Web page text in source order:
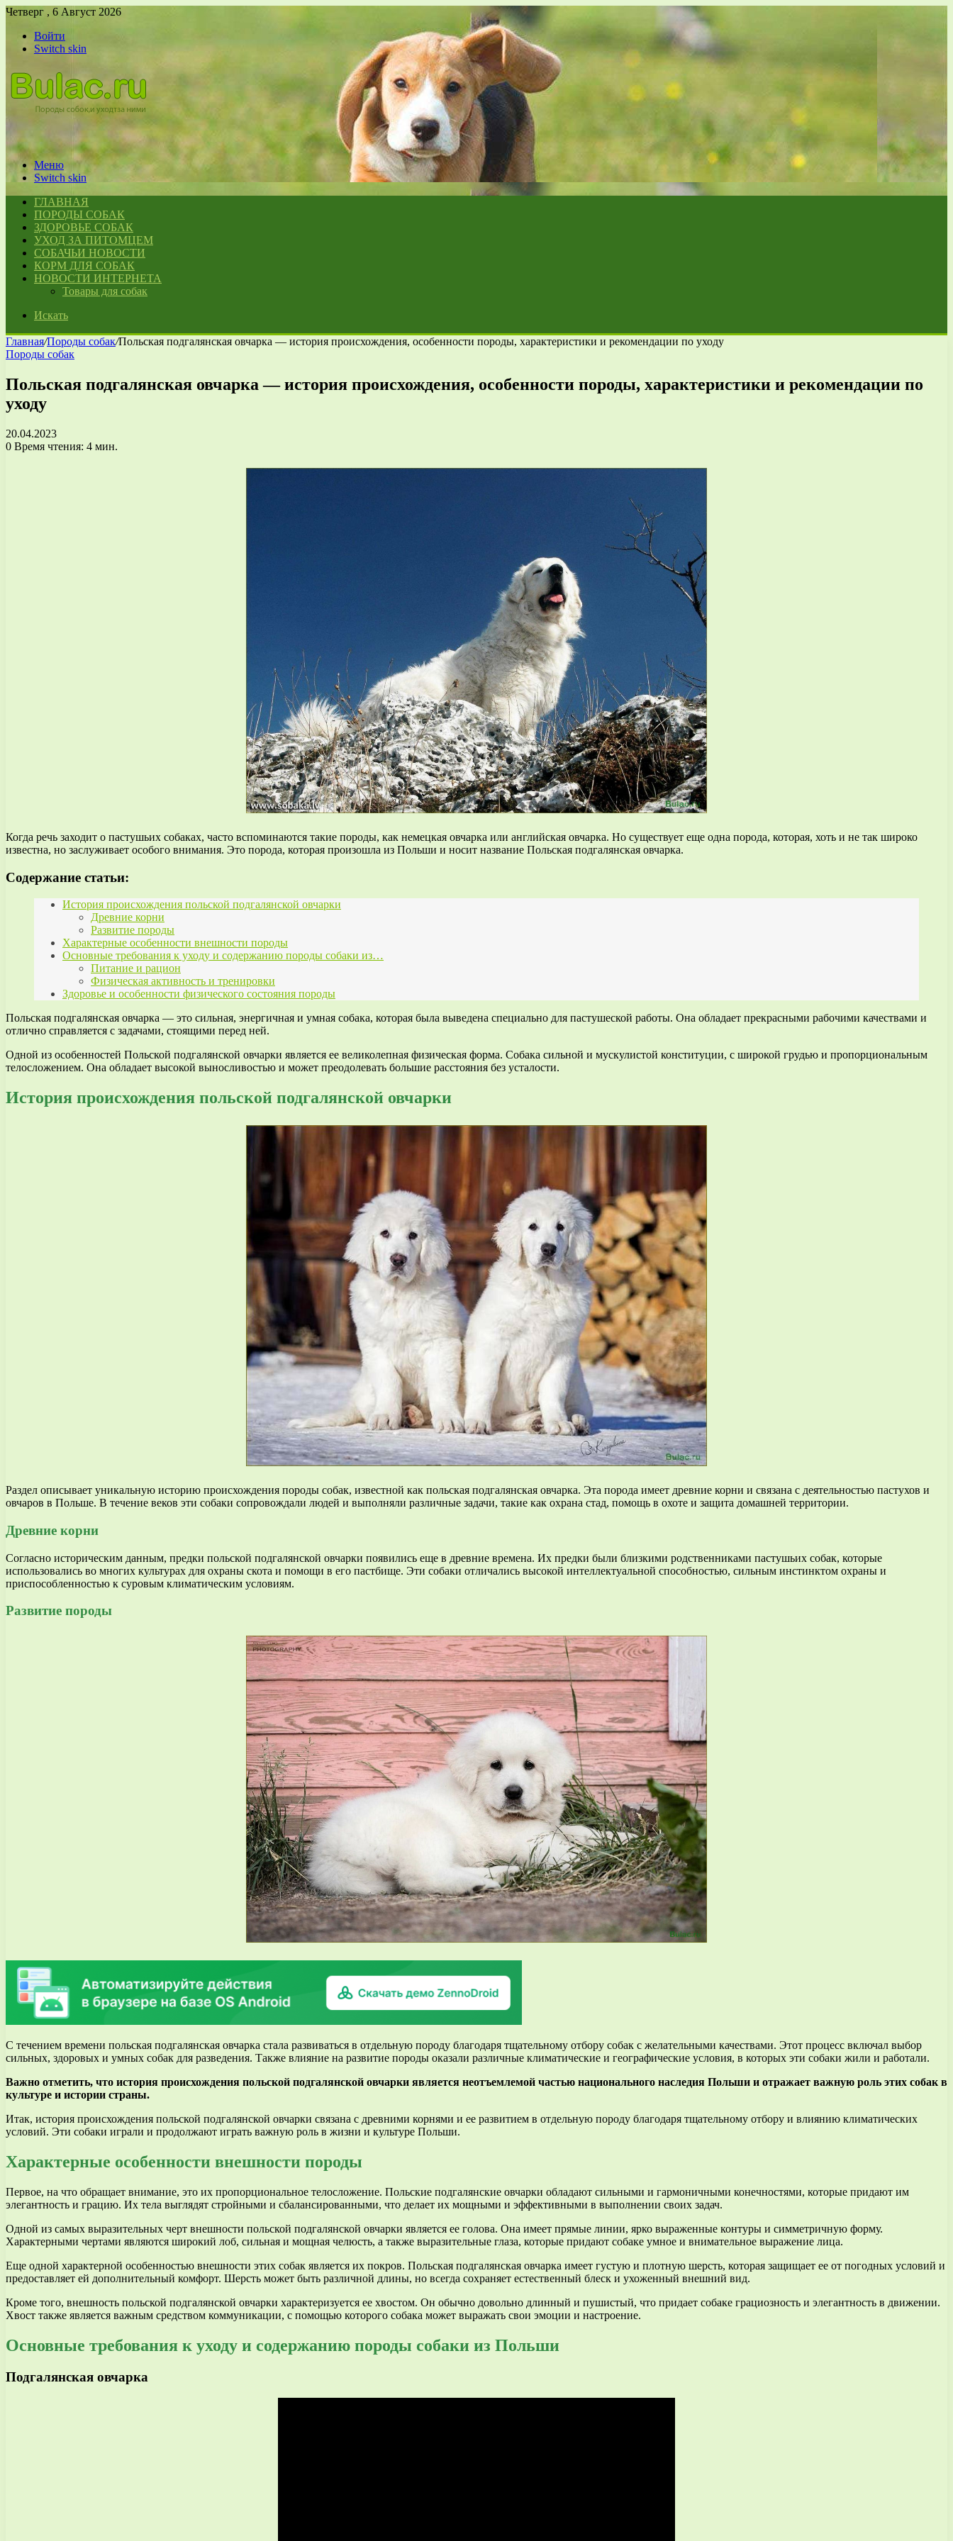
Четверг , 6 Август 2026
Войти
Switch skin
Меню
Switch skin
ГЛАВНАЯ
ПОРОДЫ СОБАК
ЗДОРОВЬЕ СОБАК
УХОД ЗА ПИТОМЦЕМ
СОБАЧЬИ НОВОСТИ
КОРМ ДЛЯ СОБАК
НОВОСТИ ИНТЕРНЕТА
Товары для собак
Искать
Главная/Породы собак/Польская подгалянская овчарка — история происхождения, особенности породы, характеристики и рекомендации по уходу
Породы собак
Польская подгалянская овчарка — история происхождения, особенности породы, характеристики и рекомендации по
уходу
20.04.2023
0 Время чтения: 4 мин.
Когда речь заходит о пастушьих собаках, часто вспоминаются такие породы, как немецкая овчарка или английская овчарка. Но существует еще одна порода, которая, хоть и не так широко
известна, но заслуживает особого внимания. Это порода, которая произошла из Польши и носит название Польская подгалянская овчарка.
Содержание статьи:
История происхождения польской подгалянской овчарки
Древние корни
Развитие породы
Характерные особенности внешности породы
Основные требования к уходу и содержанию породы собаки из…
Питание и рацион
Физическая активность и тренировки
Здоровье и особенности физического состояния породы
Польская подгалянская овчарка — это сильная, энергичная и умная собака, которая была выведена специально для пастушеской работы. Она обладает прекрасными рабочими качествами и
отлично справляется с задачами, стоящими перед ней.
Одной из особенностей Польской подгалянской овчарки является ее великолепная физическая форма. Собака сильной и мускулистой конституции, с широкой грудью и пропорциональным
телосложением. Она обладает высокой выносливостью и может преодолевать большие расстояния без усталости.
История происхождения польской подгалянской овчарки
Раздел описывает уникальную историю происхождения породы собак, известной как польская подгалянская овчарка. Эта порода имеет древние корни и связана с деятельностью пастухов и
овчаров в Польше. В течение веков эти собаки сопровождали людей и выполняли различные задачи, такие как охрана стад, помощь в охоте и защита домашней территории.
Древние корни
Согласно историческим данным, предки польской подгалянской овчарки появились еще в древние времена. Их предки были близкими родственниками пастушьих собак, которые
использовались во многих культурах для охраны скота и помощи в его пастбище. Эти собаки отличались высокой интеллектуальной способностью, сильным инстинктом охраны и
приспособленностью к суровым климатическим условиям.
Развитие породы
С течением времени польская подгалянская овчарка стала развиваться в отдельную породу благодаря тщательному отбору собак с желательными качествами. Этот процесс включал выбор
сильных, здоровых и умных собак для разведения. Также влияние на развитие породы оказали различные климатические и географические условия, в которых эти собаки жили и работали.
Важно отметить, что история происхождения польской подгалянской овчарки является неотъемлемой частью национального наследия Польши и отражает важную роль этих собак в
культуре и истории страны.
Итак, история происхождения польской подгалянской овчарки связана с древними корнями и ее развитием в отдельную породу благодаря тщательному отбору и влиянию климатических
условий. Эти собаки играли и продолжают играть важную роль в жизни и культуре Польши.
Характерные особенности внешности породы
Первое, на что обращает внимание, это их пропорциональное телосложение. Польские подгалянские овчарки обладают сильными и гармоничными конечностями, которые придают им
элегантность и грацию. Их тела выглядят стройными и сбалансированными, что делает их мощными и эффективными в выполнении своих задач.
Одной из самых выразительных черт внешности польской подгалянской овчарки является ее голова. Она имеет прямые линии, ярко выраженные контуры и симметричную форму.
Характерными чертами являются широкий лоб, сильная и мощная челюсть, а также выразительные глаза, которые придают собаке умное и внимательное выражение лица.
Еще одной характерной особенностью внешности этих собак является их покров. Польская подгалянская овчарка имеет густую и плотную шерсть, которая защищает ее от погодных условий и
предоставляет ей дополнительный комфорт. Шерсть может быть различной длины, но всегда сохраняет естественный блеск и ухоженный внешний вид.
Кроме того, внешность польской подгалянской овчарки характеризуется ее хвостом. Он обычно довольно длинный и пушистый, что придает собаке грациозность и элегантность в движении.
Хвост также является важным средством коммуникации, с помощью которого собака может выражать свои эмоции и настроение.
Основные требования к уходу и содержанию породы собаки из Польши
Подгалянская овчарка